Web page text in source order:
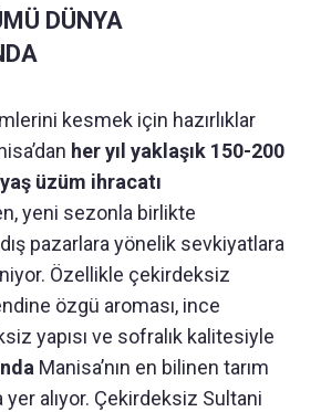
DÜNYA
kesmek için hazırlıklar
her yıl yaklaşık 150-200
üzüm ihracatı
yeni sezonla birlikte
pazarlara yönelik sevkiyatlara
Özellikle çekirdeksiz
özgü aroması, ince
yapısı ve sofralık kalitesiyle
Manisa’nın en bilinen tarım
yer alıyor. Çekirdeksiz Sultani